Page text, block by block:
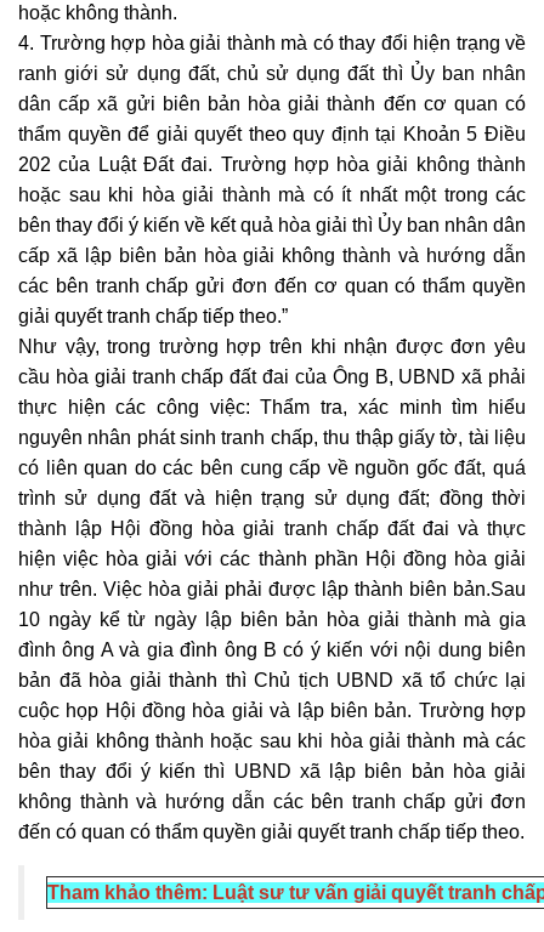
hoặc không thành.
4. Trường hợp hòa giải thành mà có thay đổi hiện trạng về
ranh giới sử dụng đất, chủ sử dụng đất thì Ủy ban nhân
dân cấp xã gửi biên bản hòa giải thành đến cơ quan có
thẩm quyền để giải quyết theo quy định tại Khoản 5 Điều
202 của Luật Đất đai. Trường hợp hòa giải không thành
hoặc sau khi hòa giải thành mà có ít nhất một trong các
bên thay đổi ý kiến về kết quả hòa giải thì Ủy ban nhân dân
cấp xã lập biên bản hòa giải không thành và hướng dẫn
các bên tranh chấp gửi đơn đến cơ quan có thẩm quyền
giải quyết tranh chấp tiếp theo.”
Như vậy, trong trường hợp trên khi nhận được đơn yêu
cầu hòa giải tranh chấp đất đai của Ông B, UBND xã phải
thực hiện các công việc: Thẩm tra, xác minh tìm hiểu
nguyên nhân phát sinh tranh chấp, thu thập giấy tờ, tài liệu
có liên quan do các bên cung cấp về nguồn gốc đất, quá
trình sử dụng đất và hiện trạng sử dụng đất; đồng thời
thành lập Hội đồng hòa giải tranh chấp đất đai và thực
hiện việc hòa giải với các thành phần Hội đồng hòa giải
như trên. Việc hòa giải phải được lập thành biên bản.Sau
10 ngày kể từ ngày lập biên bản hòa giải thành mà gia
đình ông A và gia đình ông B có ý kiến với nội dung biên
bản đã hòa giải thành thì Chủ tịch UBND xã tổ chức lại
cuộc họp Hội đồng hòa giảivà lập biên bản. Trường hợp
hòa giải không thành hoặc sau khi hòa giải thành mà các
bên thay đổi ý kiến thì UBND xã lập biên bản hòa giải
không thành và hướng dẫn các bên tranh chấp gửi đơn
đến có quan có thẩm quyền giải quyết tranh chấp tiếp theo.
Tham khảo thêm: Luật sư tư vấn giải quyết tranh